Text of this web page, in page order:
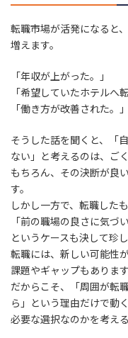
転職市場が活発になると
増えます。
「年収が上がった。」
「希望していたホテルへ
「働き方が改善された。」
そうした話を聞くと、「
ない」と考えるのは、ご
もちろん、その決断が良
す。
しかし一方で、転職した
「前の職場の良さに気づ
というケースも決して珍
転職には、新しい可能性
課題やギャップもあります
だからこそ、「周囲が転
ら」という理由だけで動
必要な選択なのかを考え